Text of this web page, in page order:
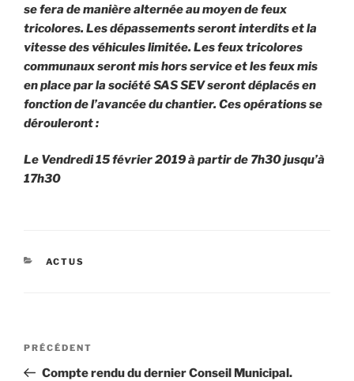
se fera de manière alternée au moyen de feux
tricolores. Les dépassements seront interdits et la
vitesse des véhicules limitée. Les feux tricolores
communaux seront mis hors service et les feux mis
en place par la société SAS SEV seront déplacés en
fonction de l’avancée du chantier. Ces opérations se
dérouleront :
Le Vendredi 15 février 2019 à partir de 7h30 jusqu’à
17h30
CATÉGORIES
ACTUS
Navigation
Article
précédent
PRÉCÉDENT
Compte rendu du dernier Conseil Municipal.